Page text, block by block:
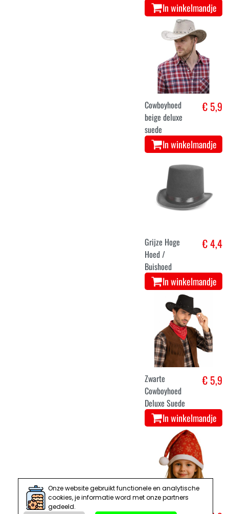
In winkelmandje
Cowboyhoed
beige deluxe
suede
€ 5,9
In winkelmandje
Grijze Hoge
Hoed /
Buishoed
€ 4,4
In winkelmandje
Zwarte
Cowboyhoed
Deluxe Suede
€ 5,9
In winkelmandje
Onze website gebruikt functionele en analytische
cookies, je informatie word met onze partners
gedeeld.